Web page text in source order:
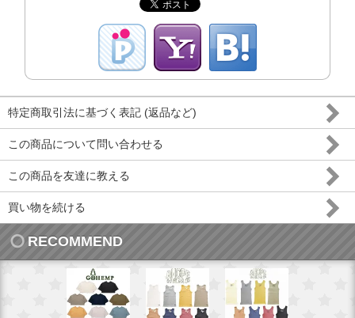
特定商取引法に基づく表記 (返品など)
この商品について問い合わせる
この商品を友達に教える
買い物を続ける
RECOMMEND